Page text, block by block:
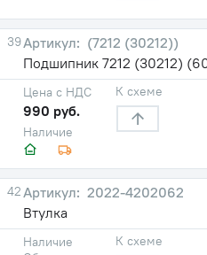
39
(7212 (30212))
Подшипник 7212 (30212)
Наличие
Цена с НДС
990 руб.
К схеме
42
2022-4202062
Втулка
Наличие
К схеме